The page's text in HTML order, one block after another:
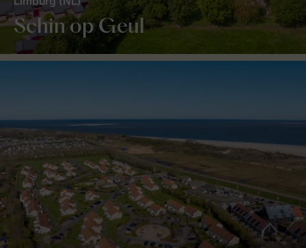
Schin op Geul